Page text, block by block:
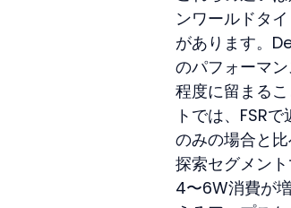
ンワールドタ
があります。
のパフォーマ
程度に留まる
トでは、FSR
のみの場合と
探索セグメン
4〜6W消費が